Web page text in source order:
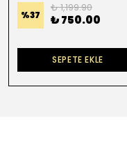
%37
₺ 1,199.90
₺ 750.00
SEPETE EKLE